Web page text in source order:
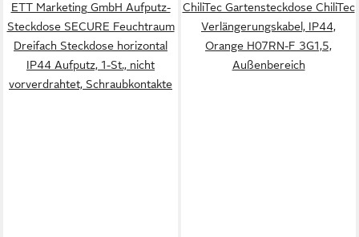
ETT Marketing GmbH Aufputz-
Steckdose SECURE Feuchtraum
Dreifach Steckdose horizontal
IP44 Aufputz, 1-St., nicht
vorverdrahtet, Schraubkontakte
ChiliTec Gartensteckdose ChiliTec
Verlängerungskabel, IP44,
Orange H07RN-F 3G1,5,
Außenbereich